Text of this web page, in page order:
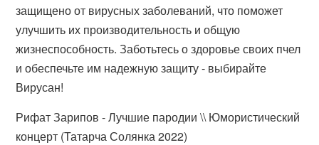
защищено от вирусных заболеваний, что поможет
улучшить их производительность и общую
жизнеспособность. Заботьтесь о здоровье своих пчел
и обеспечьте им надежную защиту - выбирайте
Вирусан!
Рифат Зарипов - Лучшие пародии \\ Юмористический
концерт (Татарча Солянка 2022)